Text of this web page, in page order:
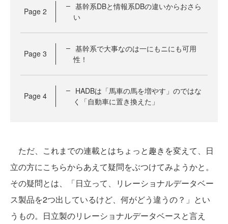
Page 2
基幹系DBと情報系DBの違いからおさら
い
Page 3
基幹系で大事なのは一にもニにも可用
性！
Page 4
HADBは「馬車の馬を増やす」のではな
く「自動車に置き換えた」
ただ、これまでの連載とはちょっと趣きを変えて、日
立の方にこちらからあえて疑問をぶつけてみようかと。
その疑問とは、「日立って、リレーショナルデータベー
ス製品を2つ出しているけど、何がどう違うの？」とい
うもの。日立製のリレーショナルデータベースと言え